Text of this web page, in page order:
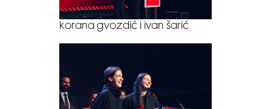
korana gvozdić i ivan šarić